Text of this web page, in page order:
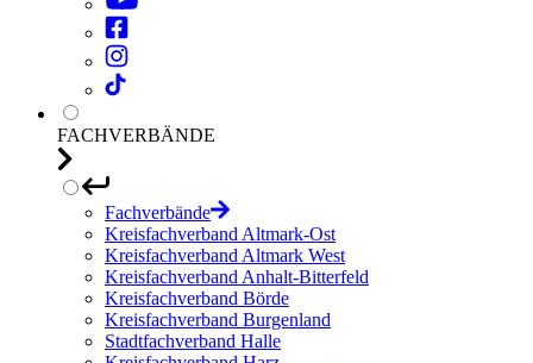
FACHVERBÄNDE
Fachverbände
Kreisfachverband Altmark-Ost
Kreisfachverband Altmark West
Kreisfachverband Anhalt-Bitterfeld
Kreisfachverband Börde
Kreisfachverband Burgenland
Stadtfachverband Halle